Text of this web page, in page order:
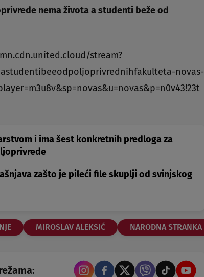
nema života a studenti beže od
stream?
novas-
i ima šest konkretnih predloga za
zašto je pileći file skuplji od svinjskog
MIROSLAV ALEKSIĆ NARODNA STRANKA